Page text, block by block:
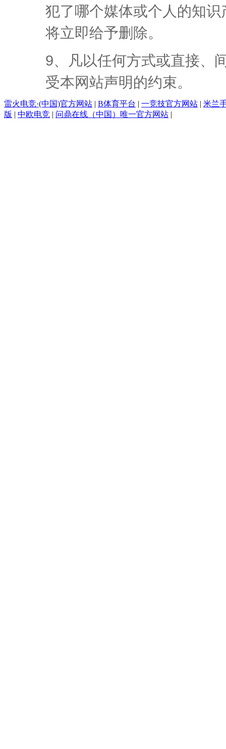
犯了哪个媒体或个人的知
将立即给予删除。
9、凡以任何方式或直接、
受本网站声明的约束。
雷火电竞·(中国)官方网站 | B体育平台 | 一竞技官方网站 | 米兰
版 | 中欧电竞 | 问鼎在线（中国）唯一官方网站 |